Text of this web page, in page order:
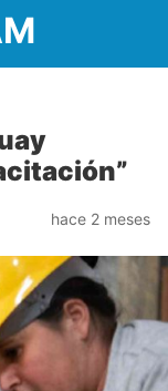
hace 2 meses